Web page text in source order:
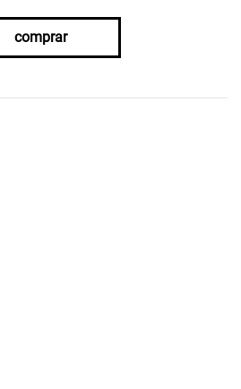
comprar